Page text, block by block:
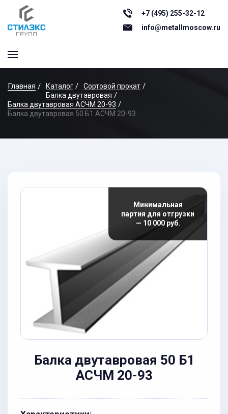
+7 (495) 255-32-12
info@metallmoscow.ru
Главная Каталог
Сортовой прокат
Балка двутавровая
Балка двутавровая АСЧМ 20-93
Балка двутавровая 50 Б1 АСЧМ 20-93
Минимальная
партия для отгрузки
— 10 000 руб.
Балка двутавровая 50 Б1
АСЧМ 20-93